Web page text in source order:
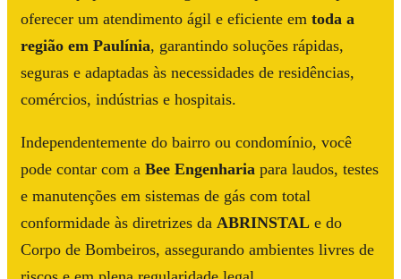
oferecer um atendimento ágil e eficiente em toda a
região em Paulínia, garantindo soluções rápidas,
seguras e adaptadas às necessidades de residências,
comércios, indústrias e hospitais.
Independentemente do bairro ou condomínio, você
pode contar com a Bee Engenharia para laudos, testes
e manutenções em sistemas de gás com total
conformidade às diretrizes da ABRINSTAL e do
Corpo de Bombeiros, assegurando ambientes livres de